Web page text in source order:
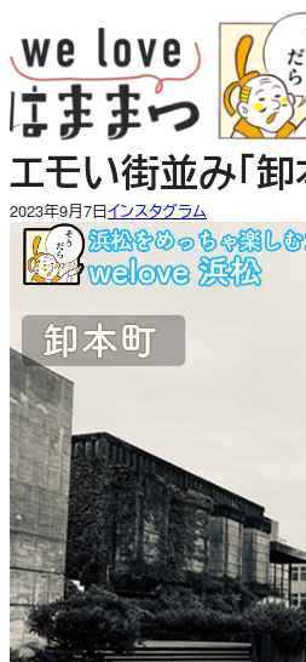
容
を
ス
キ
ッ
プ
エモい街並み「卸
2023年9月7日インスタグラム